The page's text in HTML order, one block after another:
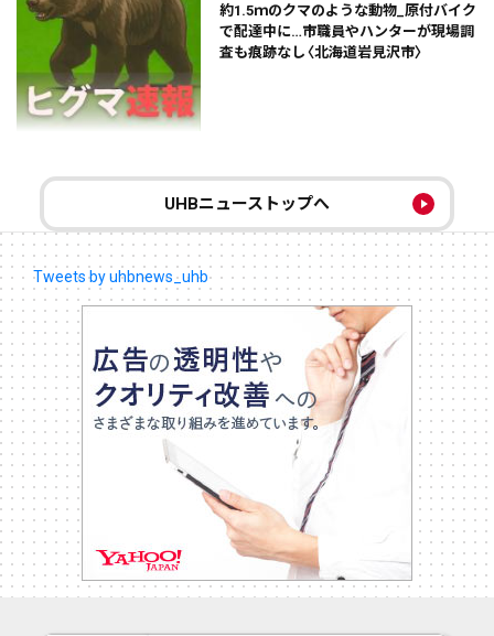
約1.5ｍのクマのような動物_原付バイク
で配達中に…市職員やハンターが現場調
査も痕跡なし〈北海道岩見沢市〉
UHBニューストップへ
Tweets by uhbnews_uhb